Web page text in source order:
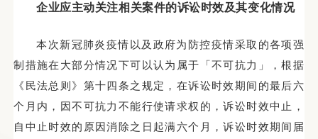
企业应主动关注相关案件的诉讼时效及其变化情况
本次新冠肺炎疫情以及政府为防控疫情采取的各项强
制措施在大部分情况下可以认为属于「不可抗力」，根据
《民法总则》第十四条之规定，在诉讼时效期间的最后六
个月内，因不可抗力不能行使请求权的，诉讼时效中止，
自中止时效的原因消除之日起满六个月，诉讼时效期间届